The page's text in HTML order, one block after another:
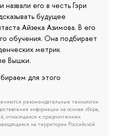
его в честь Гэри
будущее
Айзека Азимова. В его
обучения. Она подбирает
метрик
Вышки.
для этого
рекомендательные технологии
информации на основе сбора,
относящихся к предпочтениям
на территории Российской